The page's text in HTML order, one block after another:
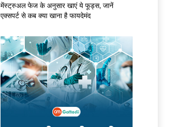
मेंस्ट्रुअल फेज के अनुसार खाएं ये फूड्स, जानें
एक्सपर्ट से कब क्या खाना है फायदेमंद